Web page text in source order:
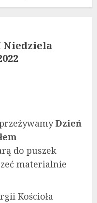
Niedziela
Dzień
do puszek
materialnie
Kościoła